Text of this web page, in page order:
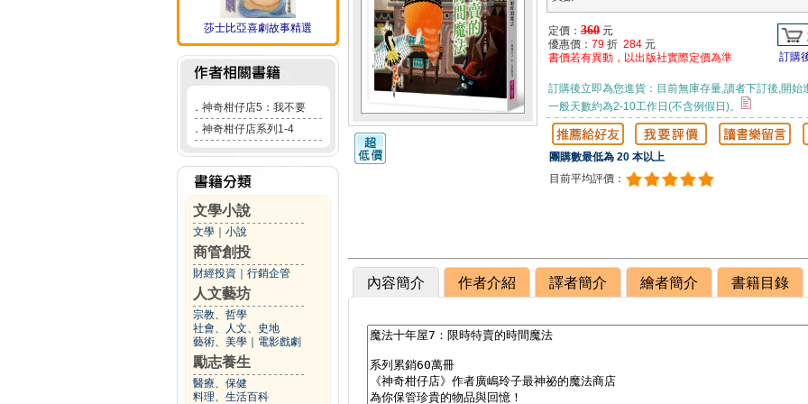
莎士比亞喜劇故事精選
． 神奇柑仔店5：我不要
． 神奇柑仔店系列1-4
文學小說
文學 小說
商管創投
財經投資 行銷企管
人文藝坊
宗教、哲學
社會、人文、史地
藝術、美學
電影戲劇
勵志養生
醫療、保健
料理、生活百科
定價： 360 元
優惠價： 79 折 284 元
書價若有異動，以出版社實際定價為準
訂購
訂購後立即為您進貨：目前無庫存量,讀者下訂後,開始
一般天數約為2-10工作日(不含例假日)。
團購數最低為 20 本以上
目前平均評價：
內容簡介 作者介紹 譯者簡介 繪者簡介 書籍目錄